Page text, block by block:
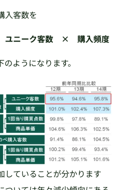
入客数を
ユニーク客数 × 購入頻度
ようになります。
していることが分かります